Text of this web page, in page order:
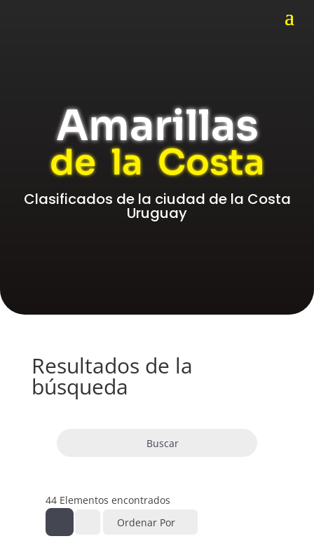
Amarillas
de la Costa
Clasificados de la ciudad de la Costa
Uruguay
Resultados de la
búsqueda
Buscar
44Elementos encontrados
Ordenar Por